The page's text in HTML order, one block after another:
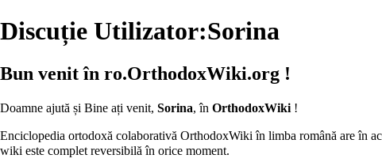
Discuție Utilizator:Sorina
Bun venit în ro.OrthodoxWiki.org !
Doamne ajută și Bine ați venit, Sorina, în OrthodoxWiki !
Enciclopedia ortodoxă colaborativă OrthodoxWiki în limba română are în
wiki este complet reversibilă în orice moment.